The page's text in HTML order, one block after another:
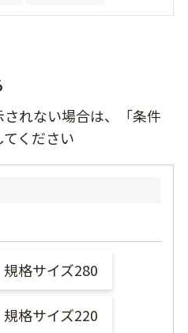
れない場合は、「条件
ください
規格サイズ280
規格サイズ220